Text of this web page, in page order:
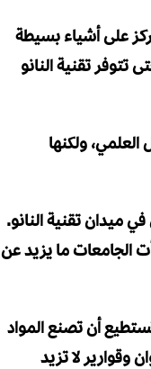
على أشياء بسيطة
تتوفر تقنية النانو
العلمي، ولكنها
٣.٧ مليار دولار على العمل في ميدان تقنية النانو.
الجامعات ما يزيد عن
أن تصنع المواد
وقوارير لا تزيد